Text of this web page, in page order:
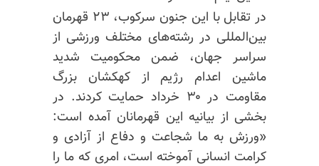
در تقابل با این جنون سرکوب، ۲۳ قهرمان
بین‌المللی در رشته‌های مختلف ورزشی از
سراسر جهان، ضمن محکومیت شدید
ماشین اعدام رژیم از کهکشان بزرگ
مقاومت در ۳۰ خرداد حمایت کردند. در
بخشی از بیانیه‌ این قهرمانان آمده است:
«ورزش به ما شجاعت و دفاع از آزادی و
کرامت انسانی آموخته است، امری که ما را